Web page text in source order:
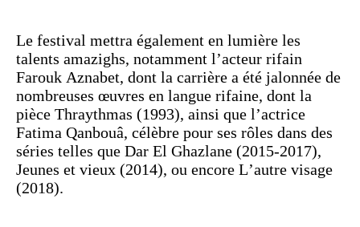
Le festival mettra également en lumière les
talents amazighs, notamment l’acteur rifain
Farouk Aznabet, dont la carrière a été jalonnée de
nombreuses œuvres en langue rifaine, dont la
pièce Thraythmas (1993), ainsi que l’actrice
Fatima Qanbouâ, célèbre pour ses rôles dans des
séries telles que Dar El Ghazlane (2015-2017),
Jeunes et vieux (2014), ou encore L’autre visage
(2018).